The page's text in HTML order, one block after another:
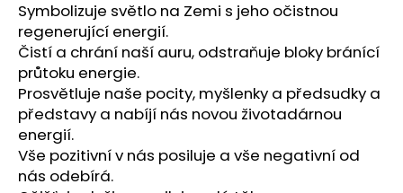
Symbolizuje světlo na Zemi s jeho očistnou
regenerující energií.
Čistí a chrání naší auru, odstraňuje bloky bránící
průtoku energie.
Prosvětluje naše pocity, myšlenky a předsudky a
představy a nabíjí nás novou životadárnou
energií.
Vše pozitivní v nás posiluje a vše negativní od
nás odebírá.